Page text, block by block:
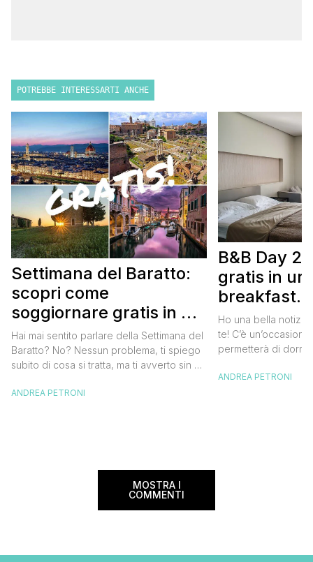
POTREBBE INTERESSARTI ANCHE
Settimana del Baratto:
scopri come
soggiornare gratis in un
bed and breakfast
Hai mai sentito parlare della Settimana del
Baratto? No? Nessun problema, ti spiego
subito di cosa si tratta, ma ti avverto sin da
tantissimo perché ti permetterà di
ANDREA PETRONI
B&B Day
gratis in un
breakfast.
gratis
Ho una bella
te! C’è
permetterà di
meravigliosi del
ANDREA PETRONI
MOSTRA I
COMMENTI